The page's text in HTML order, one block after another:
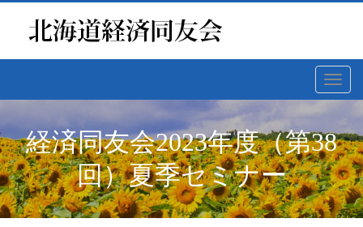
経済同友会2023年度（第38
回）夏季セミナー